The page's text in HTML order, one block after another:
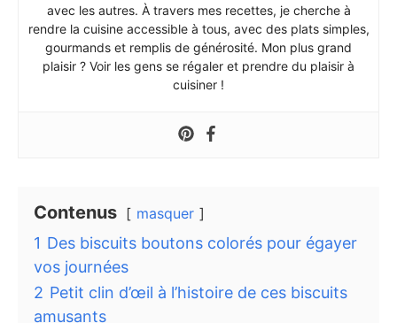
avec les autres. À travers mes recettes, je cherche à
rendre la cuisine accessible à tous, avec des plats simples,
gourmands et remplis de générosité. Mon plus grand
plaisir ? Voir les gens se régaler et prendre du plaisir à
cuisiner !
Contenus masquer
1 Des biscuits boutons colorés pour égayer
vos journées
2 Petit clin d’œil à l’histoire de ces biscuits
amusants